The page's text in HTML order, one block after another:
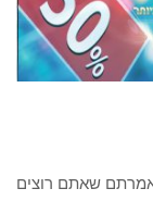
שאתם רוצים